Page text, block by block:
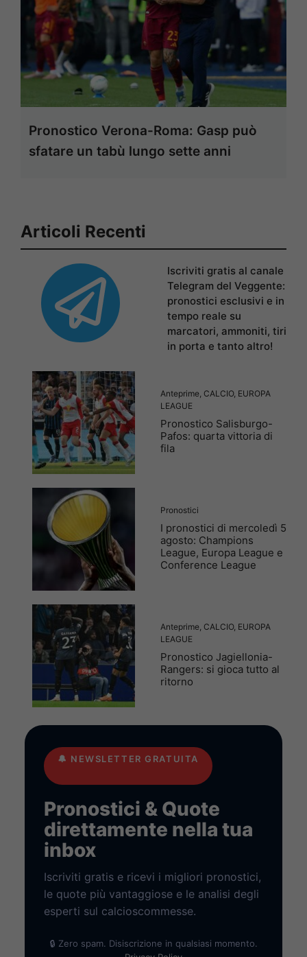
Pronostico Verona-Roma: Gasp può
sfatare un tabù lungo sette anni
Articoli Recenti
Iscriviti gratis al canale
Telegram del Veggente:
pronostici esclusivi e in
tempo reale su
marcatori, ammoniti, tiri
in porta e tanto altro!
Anteprime CALCIO, EUROPA
LEAGUE
Pronostico Salisburgo-
Pafos: quarta vittoria di
fila
Pronostici
I pronostici di mercoledì 5
agosto: Champions
League, Europa League e
Conference League
Anteprime CALCIO, EUROPA
LEAGUE
Pronostico Jagiellonia-
Rangers: si gioca tutto al
ritorno
🔔 NEWSLETTER GRATUITA
Pronostici & Quote
direttamente nella tua
inbox
Iscriviti gratis e ricevi i migliori pronostici,
le quote più vantaggiose e le analisi degli
esperti sul calcioscommesse.
🔒 Zero spam. Disiscrizione in qualsiasi momento.